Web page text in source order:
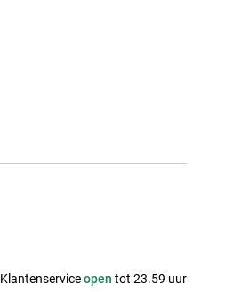
Klantenserviceopen tot 23.59 uur